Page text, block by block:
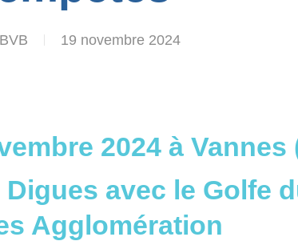
19 novembre 2024
2024 à Vannes
avec le Golfe
Agglomération